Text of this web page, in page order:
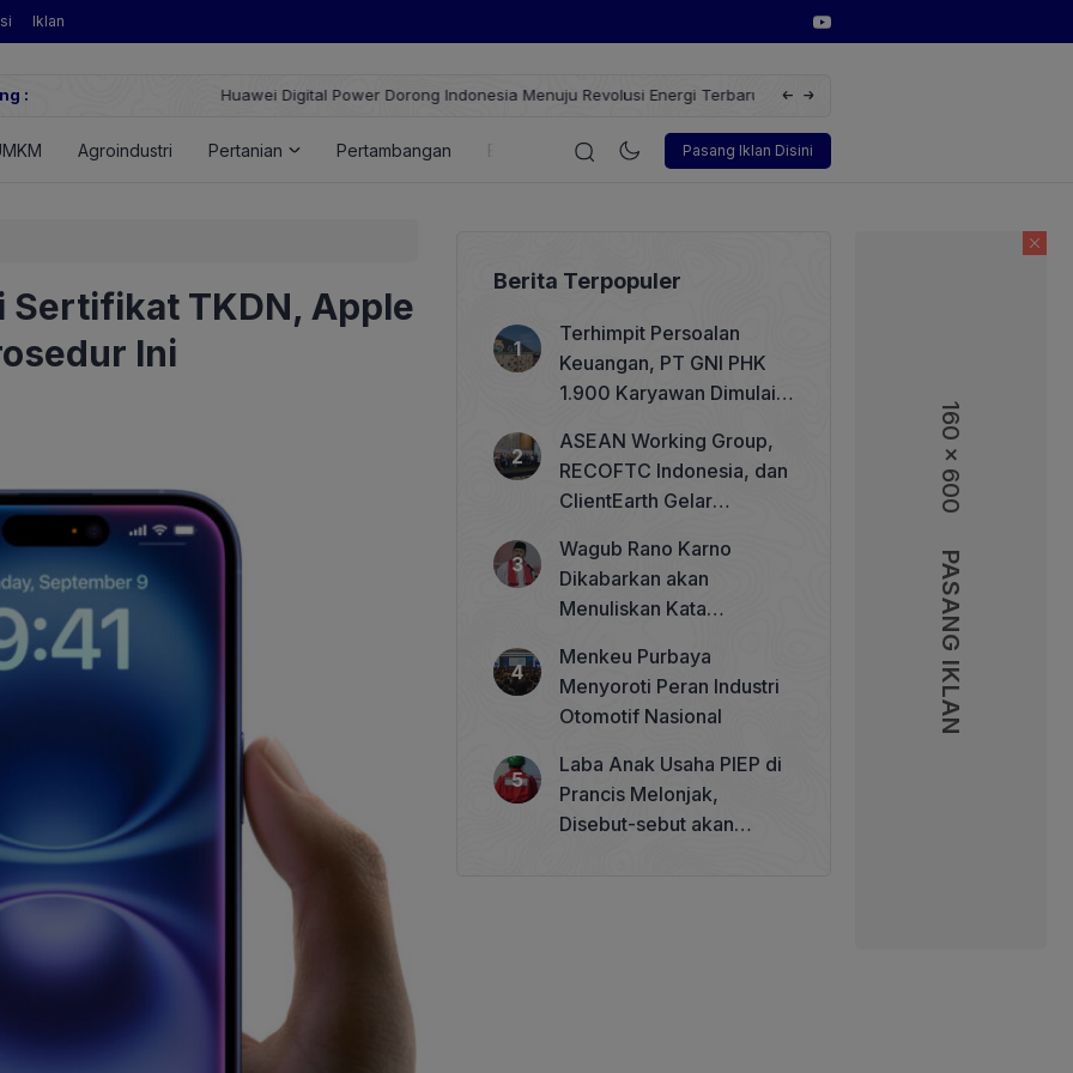
160 x 600
PASANG IKLAN
Iklan
:
Huawei Digital Power Dorong Indonesia Menuju Revolusi Energi Terbarukan dengan Solusi
Wakil Direktur Utama PT Pelindo,
Pasang Iklan Disini
Agroindustri Pertanian Pertambangan Energi Korporasi Teknologi Otomotif
Sertifikat TKDN, Apple
Ini
Berita Terpopuler
Terhimpit Persoalan
Keuangan, PT GNI PHK
1.900 Karyawan Dimulai 5
ASEAN Working Group,
RECOFTC Indonesia, dan
ClientEarth Gelar
Memperkuat Tata Kelola
Perhutanan Sosial
Wagub Rano Karno
Dikabarkan akan
Menuliskan Kata
Betawi 100 Tahun
Menkeu Purbaya
Menyoroti Peran Industri
Otomotif Nasional
Laba Anak Usaha PIEP di
Prancis Melonjak,
Disebut-sebut akan